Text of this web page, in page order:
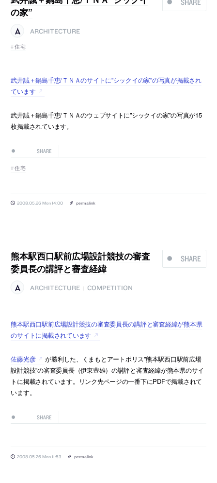
の家”
ARCHITECTURE
住宅
武井誠＋鍋島千恵/ＴＮＡのサイトに”シックイの家”の写真が掲載され
ています
武井誠＋鍋島千恵/ＴＮＡのウェブサイトに”シックイの家”の写真が15
枚掲載されています。
SHARE
住宅
2008.05.26 Mon 14:00 permalink
SHARE
熊本駅西口駅前広場設計競技の審査
委員長の講評と審査経緯
ARCHITECTURE COMPETITION
熊本駅西口駅前広場設計競技の審査委員長の講評と審査経緯が熊本県
のサイトに掲載されています
佐藤光彦
が勝利した、くまもとアートポリス”熊本駅西口駅前広場
設計競技”の審査委員長（伊東豊雄）の講評と審査経緯が熊本県のサイ
トに掲載されています。リンク先ページの一番下にPDFで掲載されて
います。
SHARE
2008.05.26 Mon 11:53 permalink